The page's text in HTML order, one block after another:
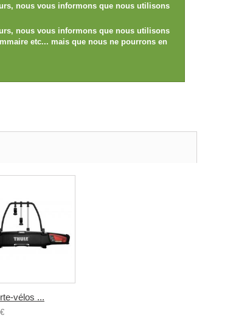
nous vous informons que nous utilisons
nous vous informons que nous utilisons
etc... mais que nous ne pourrons en
vélos ...